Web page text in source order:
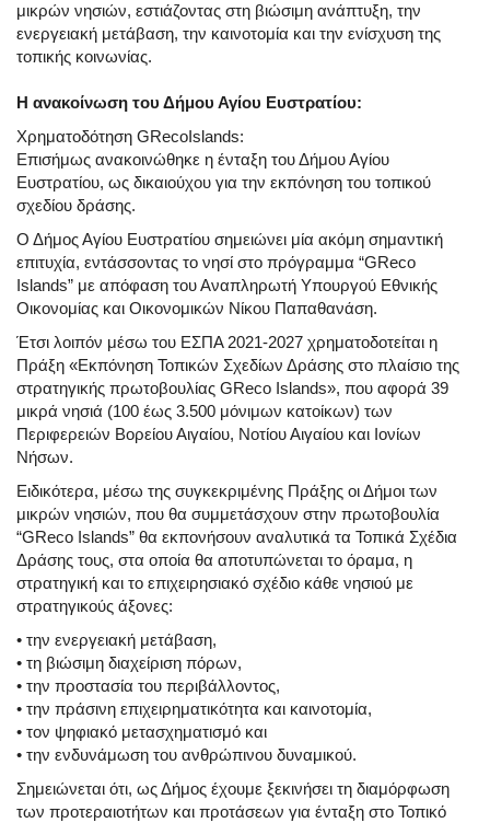
μικρών νησιών, εστιάζοντας στη βιώσιμη ανάπτυξη, την
ενεργειακή μετάβαση, την καινοτομία και την ενίσχυση της
τοπικής κοινωνίας.
Η ανακοίνωση του Δήμου Αγίου Ευστρατίου:
Χρηματοδότηση GRecoIslands:
Επισήμως ανακοινώθηκε η ένταξη του Δήμου Αγίου
Ευστρατίου, ως δικαιούχου για την εκπόνηση του τοπικού
σχεδίου δράσης.
Ο Δήμος Αγίου Ευστρατίου σημειώνει μία ακόμη σημαντική
επιτυχία, εντάσσοντας το νησί στο πρόγραμμα “GReco
Islands” με απόφαση του Αναπληρωτή Υπουργού Εθνικής
Οικονομίας και Οικονομικών Νίκου Παπαθανάση.
Έτσι λοιπόν μέσω του ΕΣΠΑ 2021-2027 χρηματοδοτείται η
Πράξη «Εκπόνηση Τοπικών Σχεδίων Δράσης στο πλαίσιο της
στρατηγικής πρωτοβουλίας GReco Islands», που αφορά 39
μικρά νησιά (100 έως 3.500 μόνιμων κατοίκων) των
Περιφερειών Βορείου Αιγαίου, Νοτίου Αιγαίου και Ιονίων
Νήσων.
Ειδικότερα, μέσω της συγκεκριμένης Πράξης οι Δήμοι των
μικρών νησιών, που θα συμμετάσχουν στην πρωτοβουλία
“GReco Islands” θα εκπονήσουν αναλυτικά τα Τοπικά Σχέδια
Δράσης τους, στα οποία θα αποτυπώνεται το όραμα, η
στρατηγική και το επιχειρησιακό σχέδιο κάθε νησιού με
στρατηγικούς άξονες:
• την ενεργειακή μετάβαση,
• τη βιώσιμη διαχείριση πόρων,
• την προστασία του περιβάλλοντος,
• την πράσινη επιχειρηματικότητα και καινοτομία,
• τον ψηφιακό μετασχηματισμό και
• την ενδυνάμωση του ανθρώπινου δυναμικού.
Σημειώνεται ότι, ως Δήμος έχουμε ξεκινήσει τη διαμόρφωση
των προτεραιοτήτων και προτάσεων για ένταξη στο Τοπικό